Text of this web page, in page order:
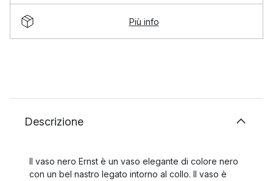
Più info
Descrizione
Il vaso nero Ernst è un vaso elegante di colore nero
con un bel nastro legato intorno al collo. Il vaso è